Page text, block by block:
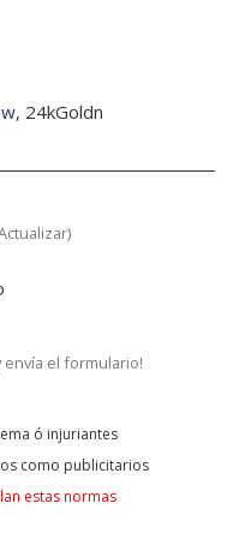
, 24kGoldn
)
envía el formulario!
ó injuriantes
como publicitarios
estas normas